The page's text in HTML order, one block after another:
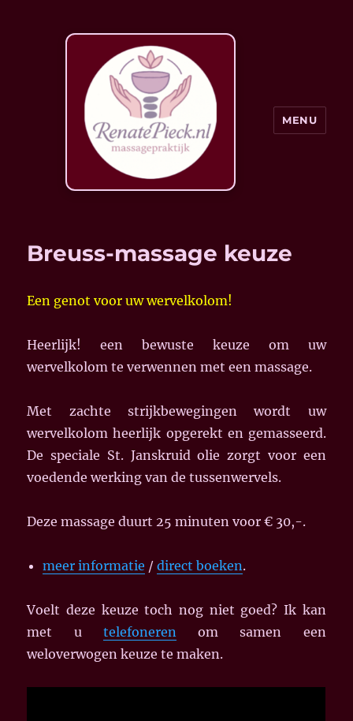
MENU
Breuss-massage keuze
Een genot voor uw wervelkolom!
Heerlijk! een bewuste keuze om uw
wervelkolom te verwennen met een massage.
Met zachte strijkbewegingen wordt uw
wervelkolom heerlijk opgerekt en gemasseerd.
De speciale St. Janskruid olie zorgt voor een
voedende werking van de tussenwervels.
Deze massage duurt 25 minuten voor € 30,-.
meer informatie /direct boeken.
Voelt deze keuze toch nog niet goed? Ik kan
met u telefonerenom samen een
weloverwogen keuze te maken.